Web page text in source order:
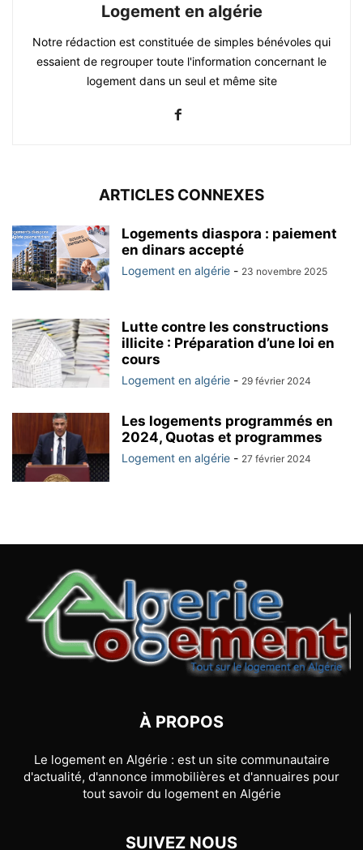
Logement en algérie
Notre rédaction est constituée de simples bénévoles qui
essaient de regrouper toute l'information concernant le
logement dans un seul et même site
ARTICLES CONNEXES
Logements diaspora : paiement
en dinars accepté
Logement en algérie - 23 novembre 2025
Lutte contre les constructions
illicite : Préparation d’une loi en
cours
Logement en algérie - 29 février 2024
Les logements programmés en
2024, Quotas et programmes
Logement en algérie - 27 février 2024
À PROPOS
Le logement en Algérie : est un site communautaire
d'actualité, d'annonce immobilières et d'annuaires pour
tout savoir du logement en Algérie
SUIVEZ NOUS